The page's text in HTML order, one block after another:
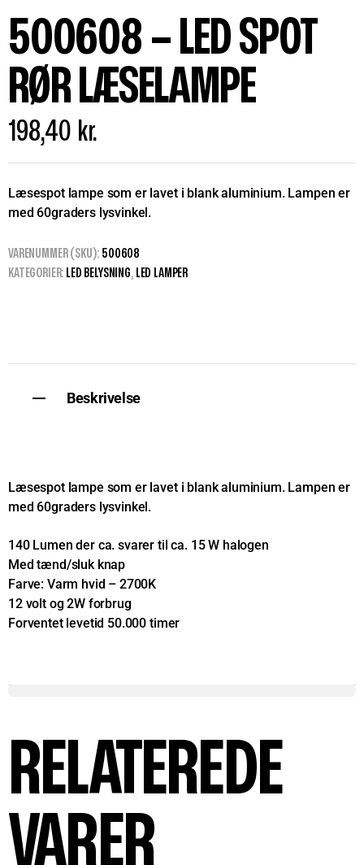
500608 – LED SPOT
RØR LÆSELAMPE
198,40 kr.
Læsespot lampe som er lavet i blank aluminium. Lampen er
med 60graders lysvinkel.
VARENUMMER (SKU): 500608
KATEGORIER: LED BELYSNING, LED LAMPER
Beskrivelse
Læsespot lampe som er lavet i blank aluminium. Lampen er
med 60graders lysvinkel.
140 Lumen der ca. svarer til ca. 15 W halogen
Med tænd/sluk knap
Farve: Varm hvid – 2700K
12 volt og 2W forbrug
Forventet levetid 50.000 timer
RELATEREDE
VARER